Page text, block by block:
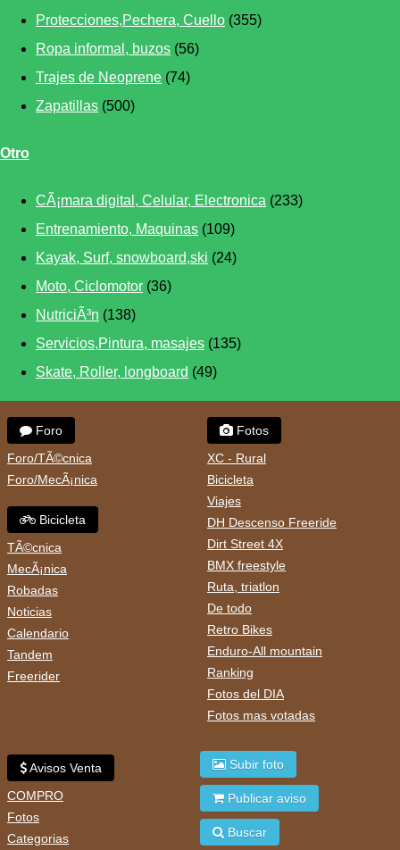
Protecciones,Pechera, Cuello (355)
Ropa informal, buzos (56)
Trajes de Neoprene (74)
Zapatillas (500)
Otro
CÃ¡mara digital, Celular, Electronica (233)
Entrenamiento, Maquinas (109)
Kayak, Surf, snowboard,ski (24)
Moto, Ciclomotor (36)
NutriciÃ³n (138)
Servicios,Pintura, masajes (135)
Skate, Roller, longboard (49)
Foro
Foro/TÃ©cnica
Foro/MecÃ¡nica
Bicicleta
TÃ©cnica
MecÃ¡nica
Robadas
Noticias
Calendario
Tandem
Freerider
Fotos
XC - Rural
Bicicleta
Viajes
DH Descenso Freeride
Dirt Street 4X
BMX freestyle
Ruta, triatlon
De todo
Retro Bikes
Enduro-All mountain
Ranking
Fotos del DIA
Fotos mas votadas
Avisos Venta
COMPRO
Fotos
Categorias
Subir foto
Publicar aviso
Buscar